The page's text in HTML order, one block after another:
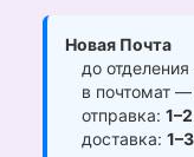
Новая Почта
до
в почтомат —
отправка:
доставка: